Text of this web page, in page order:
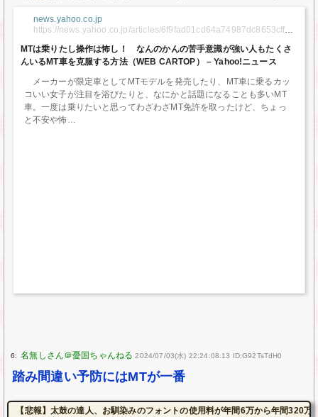
news.yahoo.co.jp
https://news.yahoo.co.jp/articles/6f9fad01cd64a74987dc8653cff65
MTは乗りたし操作は怖し！ なんのかんの苦手意識が強い人もたくさ
んいるMT車を克服する方法（WEB CARTOP） – Yahoo!ニュース
メーカーが限定車としてMTモデルを発売したり、MT車に乗るカッ
コいい女子が注目を浴びたりと、なにかと話題になることも多いMT
車。一度は乗りたいと思ってわざわざMT免許を取ったけど、ちょっ
と不安や怖
6: 2024/07/03(水) 22:24:08.13 ID:G92TsTdH0
踏み間違い予防にはMTが一番
【悲報】太鼓の達人、お馴染みのフォントの使用料が年間6万から年間320万